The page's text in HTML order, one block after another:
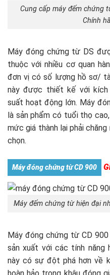
Cung cấp máy đếm chứng
Chính
Máy đóng chứng từ DS
thuộc với nhiều cơ quan
đơn vị có số lượng hồ sơ/
này được thiết kế với kích
suất hoạt động lớn. Máy
là sản phẩm có tuổi thọ
mức giá thành lại phải
chọn.
Máy đóng chứng từ CD 900
Máy đếm chứng từ hiện đại
Máy đóng chứng từ CD
sản xuất với các tính năng
này có sự đột phá hơn về
hoàn hảo trong khâu đóng